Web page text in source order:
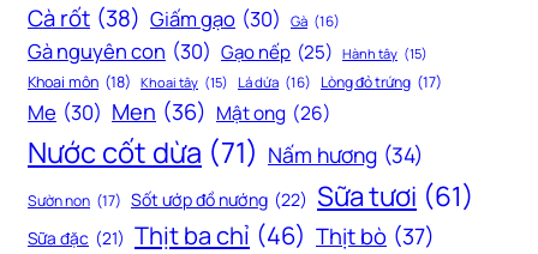
Cà rốt (38) Giấm gạo (30) Gà (16)
Gà nguyên con (30) Gạo nếp (25) Hành tây (15)
Khoai môn (18) Khoai tây (15) Lá dứa (16) Lòng đỏ trứng (17)
Me (30) Men (36) Mật ong (26)
Nước cốt dừa (71) Nấm hương (34)
Sườn non (17) Sốt ướp đồ nướng (22) Sữa tươi (61)
Sữa đặc (21) Thịt ba chỉ (46) Thịt bò (37)